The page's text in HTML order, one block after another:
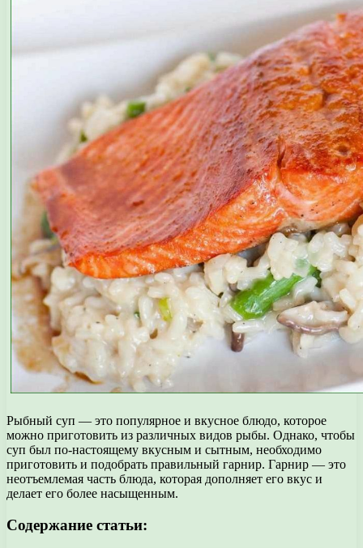
Рыбный суп — это популярное и вкусное блюдо, которое
можно приготовить из различных видов рыбы. Однако, чтобы
суп был по-настоящему вкусным и сытным, необходимо
приготовить и подобрать правильный гарнир. Гарнир — это
неотъемлемая часть блюда, которая дополняет его вкус и
делает его более насыщенным.
Содержание статьи: